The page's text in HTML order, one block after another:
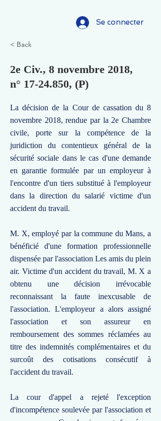
Se connecter
< Back
2e Civ., 8 novembre 2018,
n° 17-24.850, (P)
La décision de la Cour de cassation du 8
novembre 2018, rendue par la 2e Chambre
civile, porte sur la compétence de la
juridiction du contentieux général de la
sécurité sociale dans le cas d'une demande
en garantie formulée par un employeur à
l'encontre d'un tiers substitué à l'employeur
dans la direction du salarié victime d'un
accident du travail.
M. X, employé par la commune du Mans, a
bénéficié d'une formation professionnelle
dispensée par l'association Les amis du plein
air. Victime d'un accident du travail, M. X a
obtenu une décision irrévocable
reconnaissant la faute inexcusable de
l'association. L'employeur a alors assigné
l'association et son assureur en
remboursement des sommes réclamées au
titre des indemnités complémentaires et du
surcoût des cotisations consécutif à
l'accident du travail.
La cour d'appel a rejeté l'exception
d'incompétence soulevée par l'association et